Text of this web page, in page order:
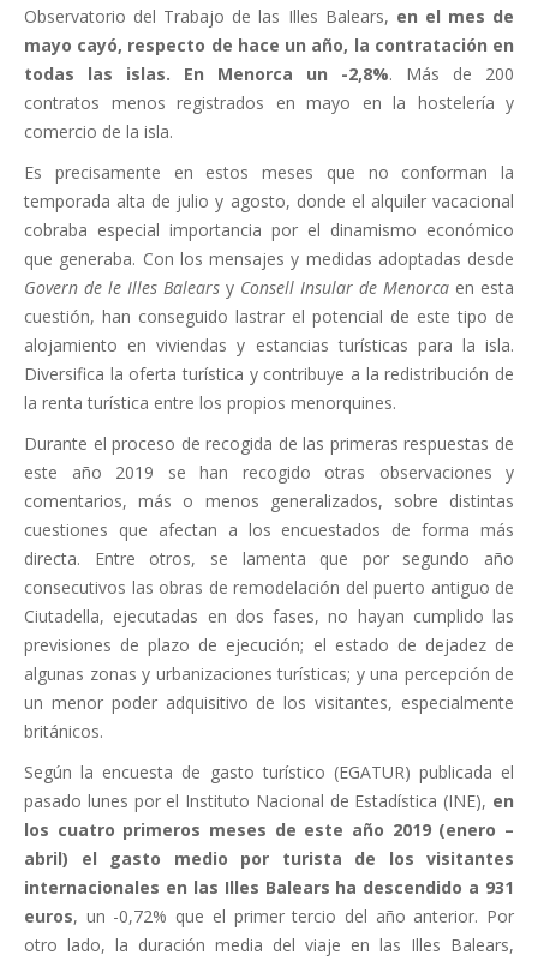
Observatorio del Trabajo de las Illes Balears, en el mes de
mayo cayó, respecto de hace un año, la contratación en
todas las islas. En Menorca un -2,8%. Más de 200
contratos menos registrados en mayo en la hostelería y
comercio de la isla.
Es precisamente en estos meses que no conforman la
temporada alta de julio y agosto, donde el alquiler vacacional
cobraba especial importancia por el dinamismo económico
que generaba. Con los mensajes y medidas adoptadas desde
Govern de le Illes Balears y Consell Insular de Menorca en esta
cuestión, han conseguido lastrar el potencial de este tipo de
alojamiento en viviendas y estancias turísticas para la isla.
Diversifica la oferta turística y contribuye a la redistribución de
la renta turística entre los propios menorquines.
Durante el proceso de recogida de las primeras respuestas de
este año 2019 se han recogido otras observaciones y
comentarios, más o menos generalizados, sobre distintas
cuestiones que afectan a los encuestados de forma más
directa. Entre otros, se lamenta que por segundo año
consecutivos las obras de remodelación del puerto antiguo de
Ciutadella, ejecutadas en dos fases, no hayan cumplido las
previsiones de plazo de ejecución; el estado de dejadez de
algunas zonas y urbanizaciones turísticas; y una percepción de
un menor poder adquisitivo de los visitantes, especialmente
británicos.
Según la encuesta de gasto turístico (EGATUR) publicada el
pasado lunes por el Instituto Nacional de Estadística (INE), en
los cuatro primeros meses de este año 2019 (enero –
abril) el gasto medio por turista de los visitantes
internacionales en las Illes Balears ha descendido a 931
euros, un -0,72% que el primer tercio del año anterior. Por
otro lado, la duración media del viaje en las Illes Balears,